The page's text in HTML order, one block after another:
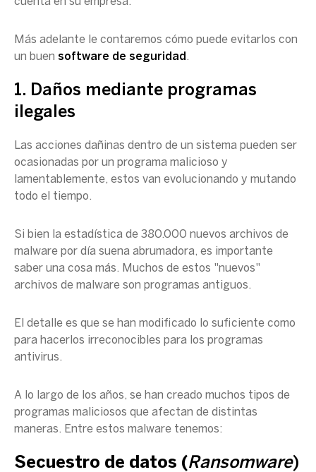
Más adelante le contaremos cómo puede evitarlos con
un buen software de seguridad.
1. Daños mediante programas
ilegales
Las acciones dañinas dentro de un sistema pueden ser
ocasionadas por un programa malicioso y
lamentablemente, estos van evolucionando y mutando
todo el tiempo.
Si bien la estadística de 380.000 nuevos archivos de
malware por día suena abrumadora, es importante
saber una cosa más. Muchos de estos "nuevos"
archivos de malware son programas antiguos.
El detalle es que se han modificado lo suficiente como
para hacerlos irreconocibles para los programas
antivirus.
A lo largo de los años, se han creado muchos tipos de
programas maliciosos que afectan de distintas
maneras. Entre estos malware tenemos:
Secuestro de datos (Ransomware)